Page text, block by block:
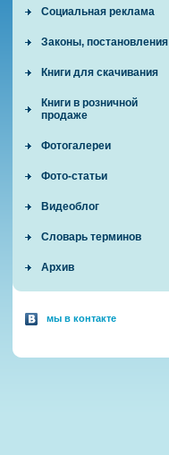
Социальная реклама
Законы, постановления
Книги для скачивания
Книги в розничной
продаже
Фотогалереи
Фото-статьи
Видеоблог
Словарь терминов
Архив
мы в контакте